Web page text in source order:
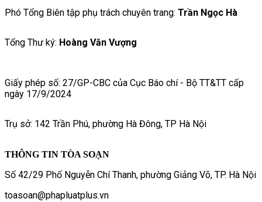
Phó Tổng Biên tập phụ trách chuyên trang: Trần Ngọc Hà
Tổng Thư ký: Hoàng Văn Vượng
Giấy phép số: 27/GP-CBC của Cục Báo chí - Bộ TT&TT cấp
ngày 17/9/2024
Trụ sở: 142 Trần Phú, phường Hà Đông, TP Hà Nội
THÔNG TIN TÒA SOẠN
Số 42/29 Phố Nguyễn Chí Thanh, phường Giảng Võ, TP. Hà Nội
toasoan@phapluatplus.vn